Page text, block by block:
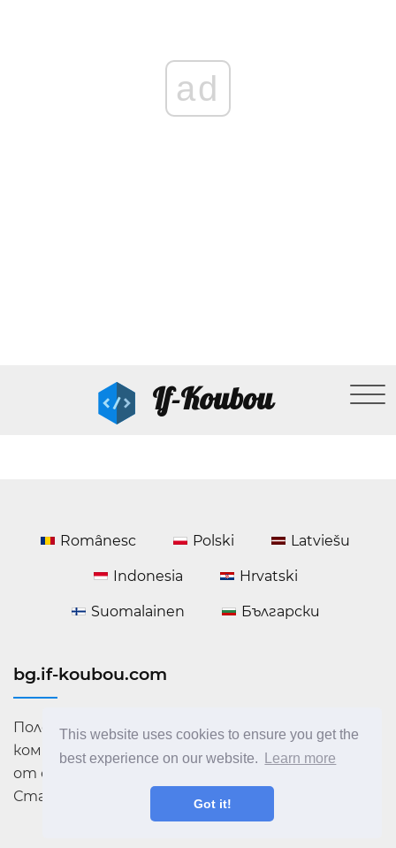
This website uses cookies to ensure you get the
best experience on our website.
Learn more
Got it!
ad
If-Koubou
Românesc Polski Latviešu
Indonesia Hrvatski
Suomalainen Български
bg.if-koubou.com
Полезна информация за технологиите и
компютърните съвети. Последните новини
от света на ИТ. Препоръки, рецензии и уроци.
Станете професионален компютър!